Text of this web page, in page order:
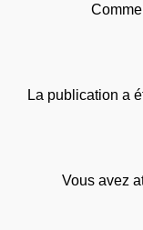
La publication a
Vous avez